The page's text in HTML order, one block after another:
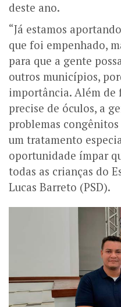
deste ano.
“Já estamos
que foi empenhado,
para que a gente
outros municípios,
importância. Além de
precise de óculos, a
problemas
um tratamento
oportunidade ímpar
todas as crianças do
Lucas Barreto (PSD).